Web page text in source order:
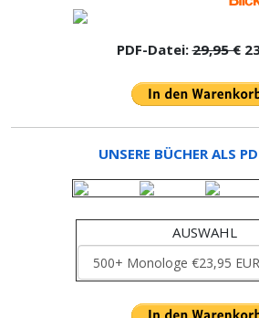
PDF-Datei:29,95 €
UNSERE BÜCHER ALS
AUSWAHL